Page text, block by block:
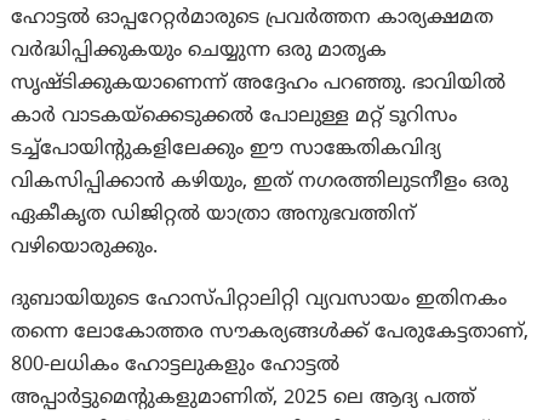
ഹോട്ടൽ ഓപ്പറേറ്റർമാരുടെ പ്രവർത്തന കാര്യക്ഷമത
വർദ്ധിപ്പിക്കുകയും ചെയ്യുന്ന ഒരു മാതൃക
സൃഷ്ടിക്കുകയാണെന്ന് അദ്ദേഹം പറഞ്ഞു. ഭാവിയിൽ
കാർ വാടകയ്‌ക്കെടുക്കൽ പോലുള്ള മറ്റ് ടൂറിസം
ടച്ച്‌പോയിന്റുകളിലേക്കും ഈ സാങ്കേതികവിദ്യ
വികസിപ്പിക്കാൻ കഴിയും, ഇത് നഗരത്തിലുടനീളം ഒരു
ഏകീകൃത ഡിജിറ്റൽ യാത്രാ അനുഭവത്തിന്
വഴിയൊരുക്കും.
ദുബായിയുടെ ഹോസ്പിറ്റാലിറ്റി വ്യവസായം ഇതിനകം
തന്നെ ലോകോത്തര സൗകര്യങ്ങൾക്ക് പേരുകേട്ടതാണ്,
800-ലധികം ഹോട്ടലുകളും ഹോട്ടൽ
അപ്പാർട്ടുമെന്റുകളുമാണിത്, 2025 ലെ ആദ്യ പത്ത്